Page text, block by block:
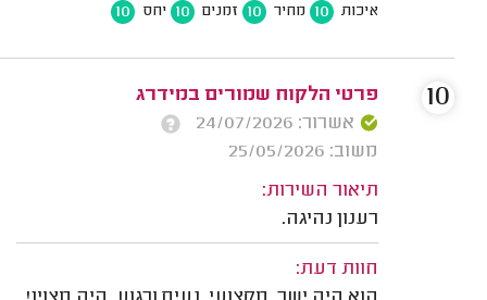
איכות 10 מחיר 10 זמנים 10 יחס 10
פרטי הלקוח שמורים במידרג
אשרור: 24/07/2026
משוב: 25/05/2026
תיאור השירות:
רענון נהיגה.
חוות דעת:
10